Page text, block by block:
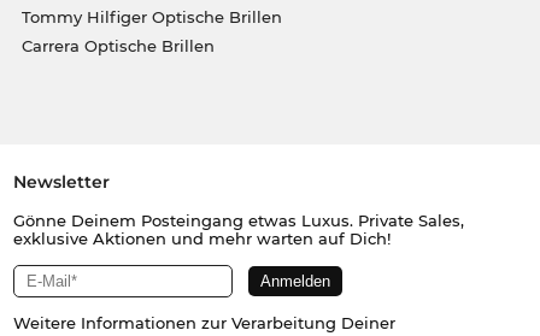
Tommy Hilfiger Optische Brillen
Carrera Optische Brillen
Newsletter
Gönne Deinem Posteingang etwas Luxus. Private Sales,
exklusive Aktionen und mehr warten auf Dich!
Weitere Informationen zur Verarbeitung Deiner